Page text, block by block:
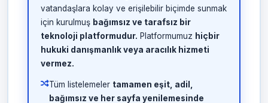
vatandaşlara kolay ve erişilebilir biçimde sunmak
için kurulmuş bağımsız ve tarafsız bir
teknoloji platformudur. Platformumuz hiçbir
hukuki danışmanlık veya aracılık hizmeti
vermez.
Tüm listelemeler tamamen eşit, adil,
bağımsız ve her sayfa yenilemesinde